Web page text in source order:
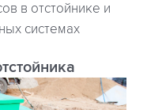
в отстойнике и
системах